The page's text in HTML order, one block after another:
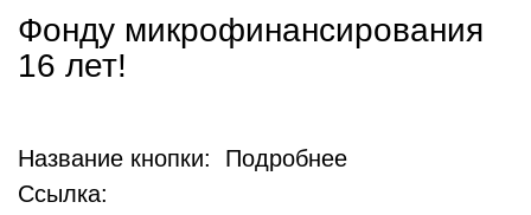
Фонду микрофинансирования
16 лет!
Название кнопки: Подробнее
Ссылка: